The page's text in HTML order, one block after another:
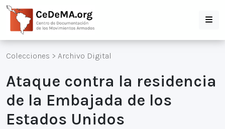
Colecciones > Archivo Digital
Ataque contra la residencia
de la Embajada de los
Estados Unidos